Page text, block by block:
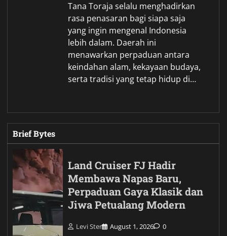
Tana Toraja selalu menghadirkan
rasa penasaran bagi siapa saja
yang ingin mengenal Indonesia
lebih dalam. Daerah ini
menawarkan perpaduan antara
keindahan alam, kekayaan budaya,
serta tradisi yang tetap hidup di…
Brief Bytes
Land Cruiser FJ Hadir
Membawa Napas Baru,
Perpaduan Gaya Klasik dan
Jiwa Petualang Modern
Levi Ster August 1, 2026 0